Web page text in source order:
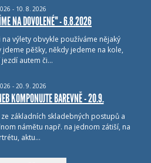
- 10. 8. 2026
NA DOVOLENÉ" - 6.8.2026
výlety obvykle používáme nějaký
pěšky, někdy jedeme na kole,
jezdí autem či…
- 20. 9. 2026
KOMPONUJTE BAREVNĚ - 20.9.
základních skladebných postupů a
námětu např. na jednom zátiší, na
aktu…